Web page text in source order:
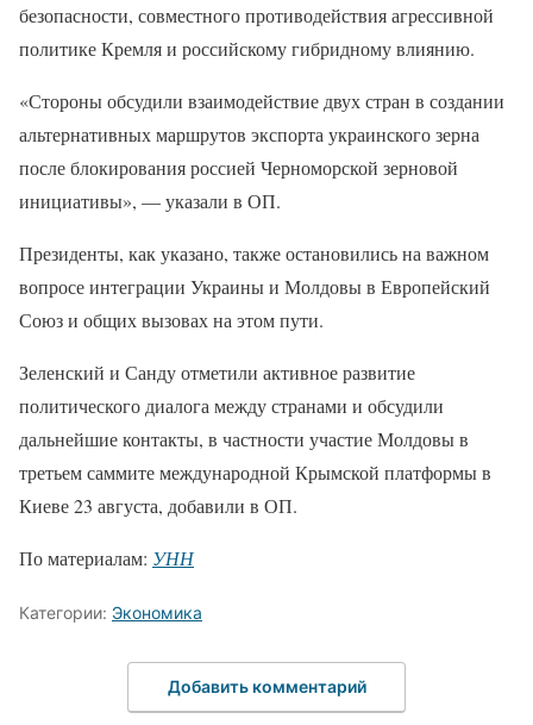
безопасности, совместного противодействия агрессивной
политике Кремля и российскому гибридному влиянию.
«Стороны обсудили взаимодействие двух стран в создании
альтернативных маршрутов экспорта украинского зерна
после блокирования россией Черноморской зерновой
инициативы», — указали в ОП.
Президенты, как указано, также остановились на важном
вопросе интеграции Украины и Молдовы в Европейский
Союз и общих вызовах на этом пути.
Зеленский и Санду отметили активное развитие
политического диалога между странами и обсудили
дальнейшие контакты, в частности участие Молдовы в
третьем саммите международной Крымской платформы в
Киеве 23 августа, добавили в ОП.
По материалам: УНН
Категории: Экономика
Добавить комментарий